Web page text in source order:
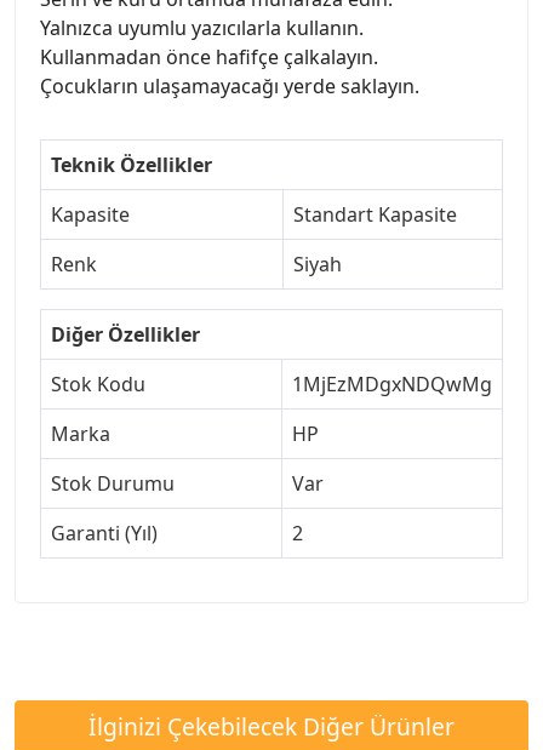
Yalnızca uyumlu yazıcılarla kullanın.
Kullanmadan önce hafifçe çalkalayın.
Çocukların ulaşamayacağı yerde saklayın.
Teknik Özellikler
Kapasite
Standart Kapasite
Renk
Siyah
Diğer Özellikler
Stok Kodu
1MjEzMDgxNDQwMg
Marka
HP
Stok Durumu
Var
Garanti (Yıl)
2
İlginizi Çekebilecek Diğer Ürünler